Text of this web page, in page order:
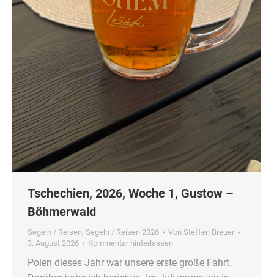
Tschechien, 2026, Woche 1, Gustow –
Böhmerwald
Segeln / Reisen, Segeln / Reisen 2026 Von Steffen Breuer
3. August 2026
Kommentar hinterlassen
Polen dieses Jahr war unsere erste große Fahrt.